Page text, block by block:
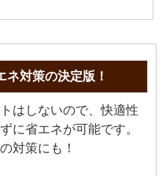
ネ対策の決定版！
はしないので、快適性
に省エネが可能です。
対策にも！